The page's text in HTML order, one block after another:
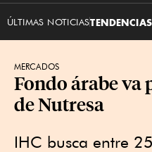
ÚLTIMAS NOTICIAS
MERCADOS
Fondo árabe va
de Nutresa
IHC busca entre